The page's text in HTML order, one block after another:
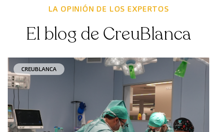
LA OPINIÓN DE LOS EXPERTOS
El blog de CreuBlanca
CREUBLANCA